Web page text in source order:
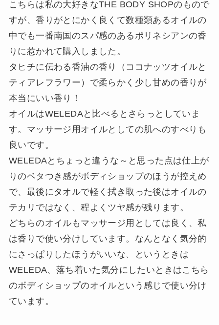
こちらは私の大好きなTHE BODY SHOPのもので
すが、香りがとにかく良くて数種類あるオイルの
中でも一番南国のスパ感のあるポリネシアンの香
りに惹かれて購入しました。
タヒチに伝わる香油の香り（ココナッツオイルと
ティアレフラワー）で柔らかく少し甘めの香りが
本当にいい香り！
オイルはWELEDAと比べるとさらっとしていま
す。マッサージ用オイルとしての肌へのすべりも
良いです。
WELEDAとちょっと違うな～と思った点は仕上が
りのベタつき感がボディショップのほうが控えめ
で、最後にタオルで軽く拭き取った後はオイルの
テカリではなく、程よくツヤ感が残ります。
どちらのオイルもマッサージ用としては良く、私
は香りで使い分けしています。なんとなく気分的
にさっぱりしたほうがいいな、というときは
WELEDA、落ち着いた気分にしたいときはこちら
のボディショップのオイルという感じで使い分け
ています。